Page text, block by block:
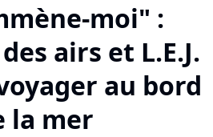
moi" :
airs et L.E.J.
au bord
la mer